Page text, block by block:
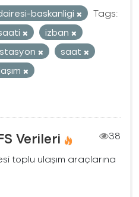
baskanligi
Tags:
izban
saat
Verileri
38
toplu ulaşım araçlarına